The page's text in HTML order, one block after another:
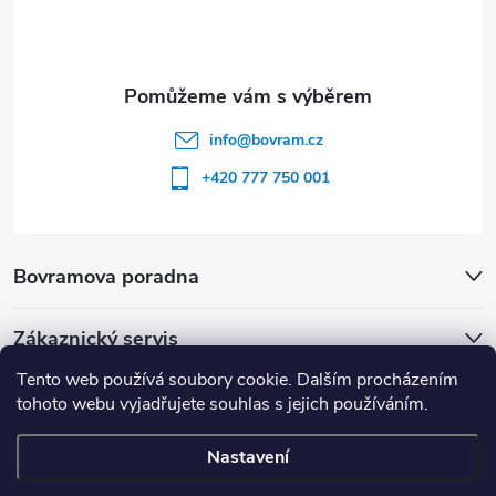
Tento web používá soubory cookie. Dalším procházením
tohoto webu vyjadřujete souhlas s jejich používáním.
Nastavení
Bovramova poradna
Zákaznický servis
info@bovram.cz
+420 777 750 001